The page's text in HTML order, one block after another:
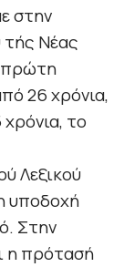
στην
τής Νέας
πρώτη
26 χρόνια,
το
Λεξικού
υποδοχή
Στην
η πρότασή